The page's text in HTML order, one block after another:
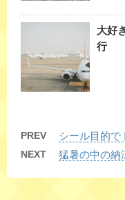
大好
行
PREV シール目的で
NEXT 猛暑の中の納